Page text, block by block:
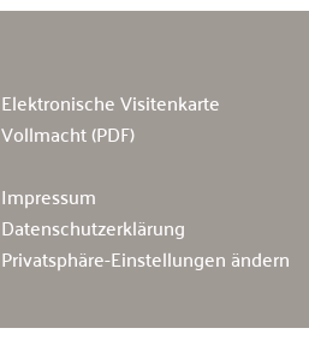
Elektronische Visitenkarte
Vollmacht (PDF)
Impressum
Datenschutzerklärung
Privatsphäre-Einstellungen ändern